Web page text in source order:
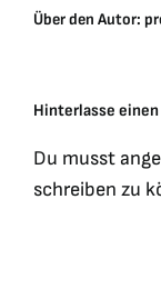
Über den Autor:
Hinterlasse
Du musst
schreiben zu